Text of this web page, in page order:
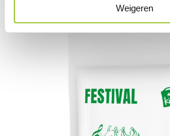
Weigeren